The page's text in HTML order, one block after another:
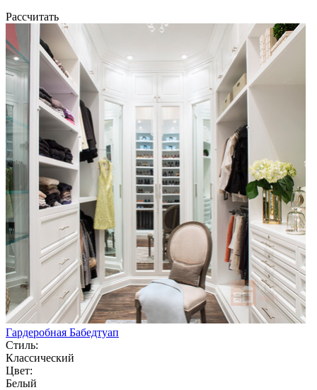
Рассчитать
Гардеробная Бабедтуап
Стиль:
Классический
Цвет:
Белый